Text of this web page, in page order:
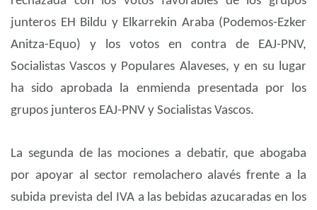
junteros EH Bildu y Elkarrekin Araba (Podemos-Ezker
Anitza-Equo) y los votos en contra de EAJ-PNV,
Socialistas Vascos y Populares Alaveses, y en su lugar
ha sido aprobada la enmienda presentada por los
grupos junteros EAJ-PNV y Socialistas Vascos.
La segunda de las mociones a debatir, que abogaba
por apoyar al sector remolachero alavés frente a la
subida prevista del IVA a las bebidas azucaradas en los